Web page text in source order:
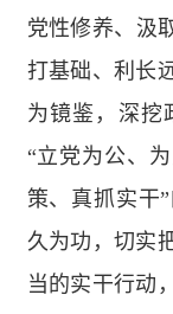
党性修养、汲
打基础、利长
为镜鉴，深挖
“立党为公、
策、真抓实干
久为功，切实
当的实干行动